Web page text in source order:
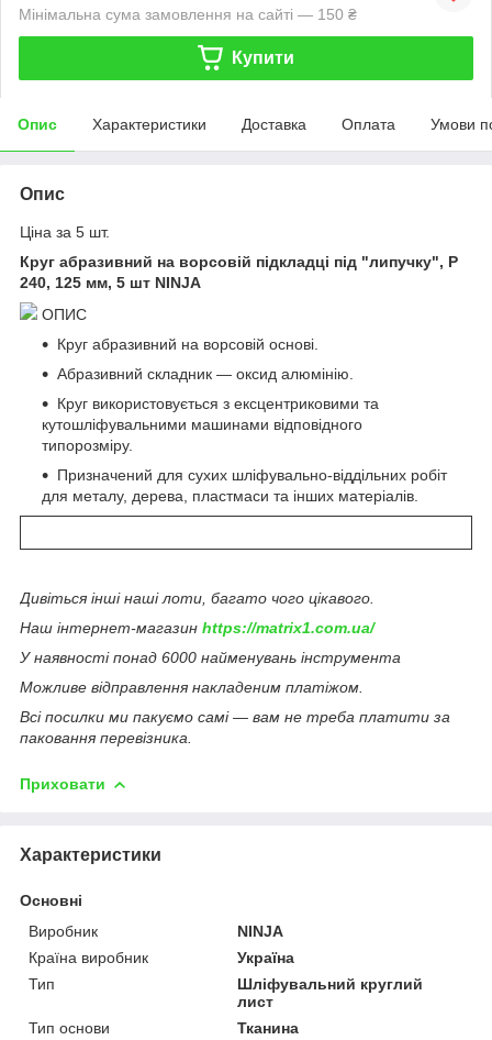
Мінімальна сума замовлення на сайті — 150 ₴
Купити
Опис Характеристики Доставка Оплата Умови
Опис
Ціна за 5 шт.
Круг абразивний на ворсовій підкладці під "липучку", P
240, 125 мм, 5 шт NINJA
ОПИС
Круг абразивний на ворсовій основі.
Абразивний складник — оксид алюмінію.
Круг використовується з ексцентриковими та
кутошліфувальними машинами відповідного
типорозміру.
Призначений для сухих шліфувально-віддільних робіт
для металу, дерева, пластмаси та інших матеріалів.
Дивіться інші наші лоти, багато чого цікавого.
Наш інтернет-магазин https://matrix1.com.ua/
У наявності понад 6000 найменувань інструмента
Можливе відправлення накладеним платіжом.
Всі посилки ми пакуємо самі — вам не треба платити за
паковання перевізника.
Приховати
Характеристики
Основні
Виробник
NINJA
Країна виробник
Україна
Тип
Шліфувальний круглий
лист
Тип основи
Тканина